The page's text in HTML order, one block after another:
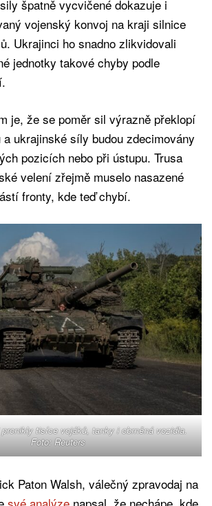
špatně vycvičené dokazuje i
vojenský konvoj na kraji silnice
Ukrajinci ho snadno zlikvidovali
jednotky takové chyby podle
je, že se poměr sil výrazně překlopí
ukrajinské síly budou zdecimovány
pozicích nebo při ústupu. Trusa
velení zřejmě muselo nasazené
fronty, kde teď chybí.
tisíce vojáků, tanky i obrněná vozidla.
Foto: Reuters
Paton Walsh, válečný zpravodaj na